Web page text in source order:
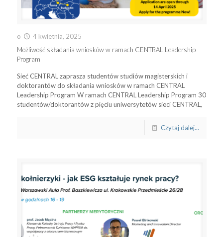
o
4 kwietnia, 2025
Możliwość składania wniosków w ramach CENTRAL Leadership
Program
Sieć CENTRAL zaprasza studentów studiów magisterskich i
doktorantów do składania wniosków w ramach CENTRAL
Leadership Program W ramach CENTRAL Leadership Program 30
studentów/doktorantów z pięciu uniwersytetów sieci CENTRAL,
Czytaj dalej...